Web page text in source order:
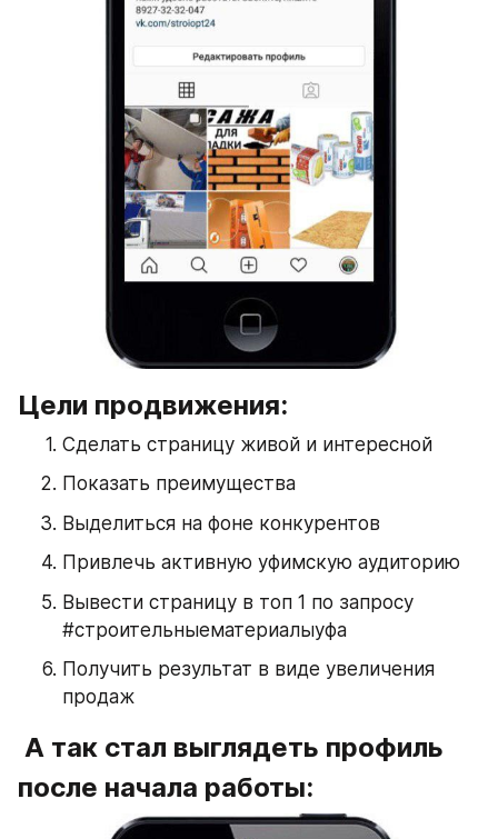
Цели продвижения:
Сделать страницу живой и интересной
Показать преимущества
Выделиться на фоне конкурентов
Привлечь активную уфимскую аудиторию
Вывести страницу в топ 1 по запросу
#строительныематериалыуфа
Получить результат в виде увеличения
продаж
А так стал выглядеть профиль
после начала работы: